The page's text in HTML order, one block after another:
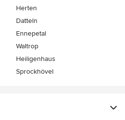
Herten
Datteln
Ennepetal
Waltrop
Heiligenhaus
Sprockhövel